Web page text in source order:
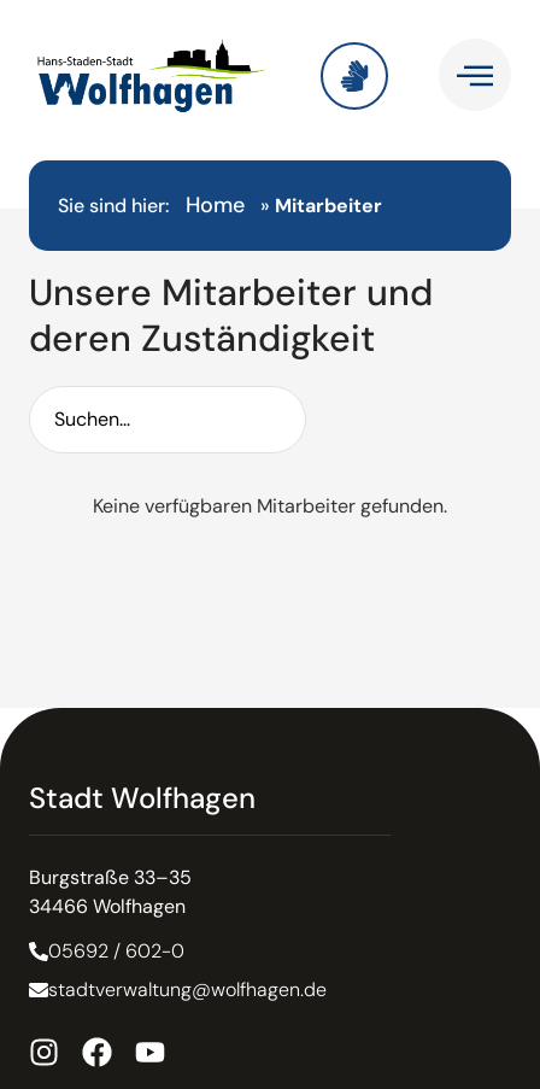
Sie sind hier: Home » Mitarbeiter
Unsere Mitarbeiter und
deren Zuständigkeit
Keine verfügbaren Mitarbeiter gefunden.
Stadt Wolfhagen
Burgstraße 33–35
34466 Wolfhagen
05692 / 602-0
stadtverwaltung@wolfhagen.de